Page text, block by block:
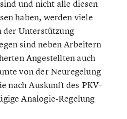
und nicht alle diesen
haben, werden viele
der Unterstützung
sind neben Arbeitern
Angestellten auch
von der Neuregelung
nach Auskunft des PKV-
Analogie-Regelung